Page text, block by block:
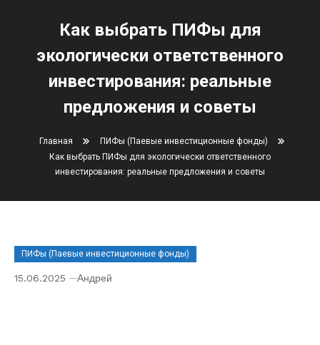
Как выбрать ПИФы для
экологически ответственного
инвестирования: реальные
предложения и советы
Главная
ПИФы (Паевые инвестиционные фонды)
Как выбрать ПИФы для экологически ответственного
инвестирования: реальные предложения и советы
ПИФы (Паевые инвестиционные фонды)
15.06.2025 Андрей